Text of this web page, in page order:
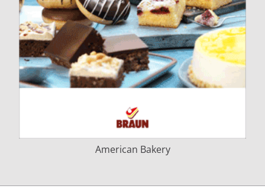
American Bakery